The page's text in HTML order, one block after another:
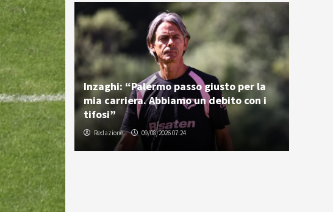
Inzaghi: “Palermo passo giusto per la
mia carriera. Abbiamo un debito con i
tifosi”
Redazione 09/08/2026 07:24